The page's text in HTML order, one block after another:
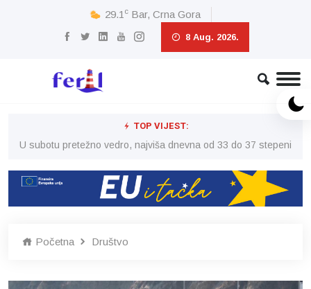
29.1 c Bar, Crna Gora
8 Aug. 2026.
TOP VIJEST:
U subotu pretežno vedro, najviša dnevna od 33 do 37 stepeni
Početna Društvo